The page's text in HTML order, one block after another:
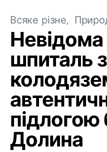
Всяке різне
Невідома
шпиталь з
підлогою
Долина